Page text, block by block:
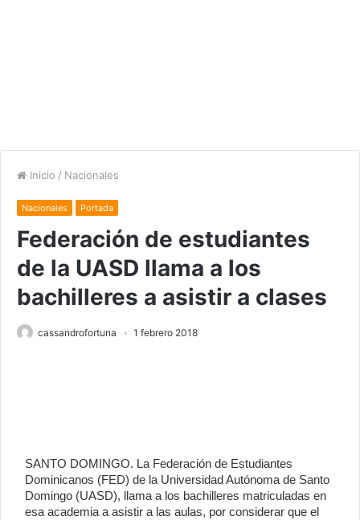
Inicio / Nacionales
Nacionales Portada
Federación de estudiantes
de la UASD llama a los
bachilleres a asistir a clases
cassandrofortuna 1 febrero 2018
SANTO DOMINGO. La Federación de Estudiantes
Dominicanos (FED) de la Universidad Autónoma de Santo
Domingo (UASD), llama a los bachilleres matriculadas en
esa academia a asistir a las aulas, por considerar que el